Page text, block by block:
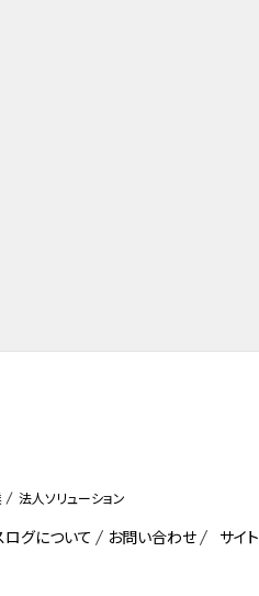
法人ソリューション
グについて お問い合わせ サイ